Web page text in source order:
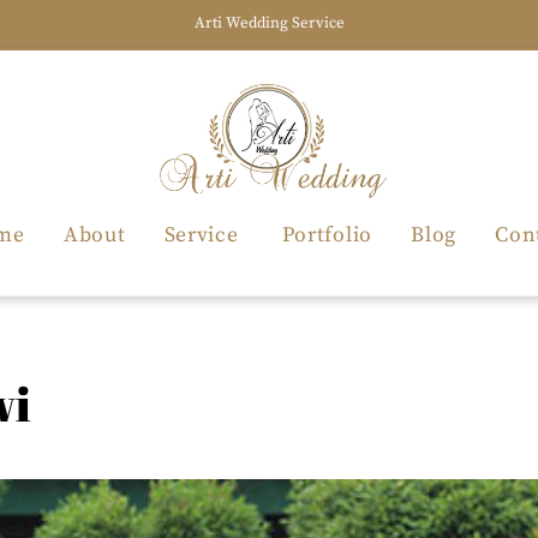
Arti Wedding Service
About Service Portfolio Blog